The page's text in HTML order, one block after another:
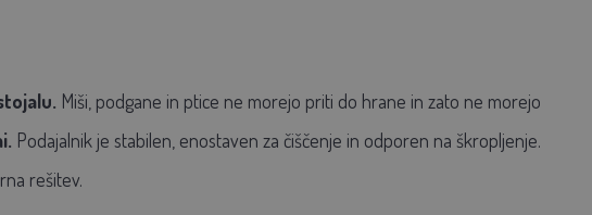
Miši, podgane in ptice ne morejo priti do hrane in zato ne morejo
Podajalnik je stabilen, enostaven za čiščenje in odporen na škropljenje.
rešitev.